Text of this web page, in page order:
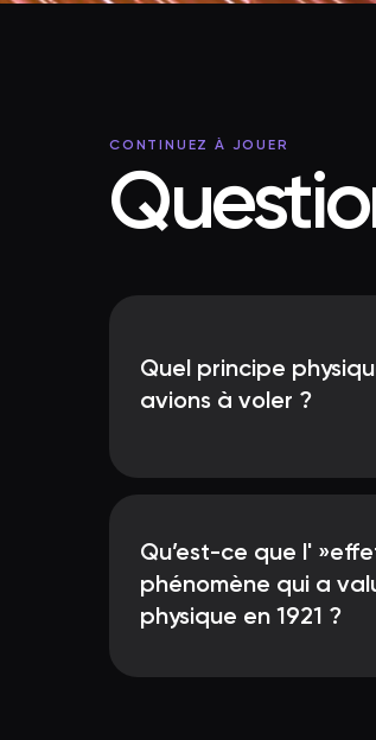
CONTINUEZ À JOUER
Quel principe
avions à voler ?
Qu’est-ce que l'
phénomène qui a
physique en 1921 ?